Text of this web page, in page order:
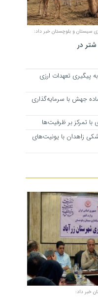
سیستان و بلوچستان خبر داد:
در
پیگیری تعهدات ارزی
جهش با سرمایه‌گذاری
تمرکز بر ظرفیت‌ها
زاهدان با یونیت‌های
خبر داد: